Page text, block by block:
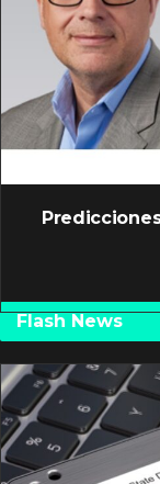
Flash News